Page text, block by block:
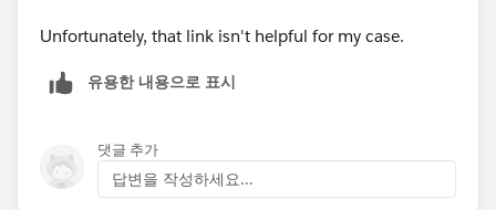
Unfortunately, that link isn't helpful for my case.
유용한 내용으로 표시
댓글 추가
답변을 작성하세요...